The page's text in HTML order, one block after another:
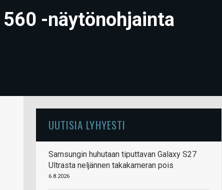
-näytönohjainta
UUTISIA LYHYESTI
Samsungin huhutaan tiputtavan Galaxy S27
Ultrasta neljännen takakameran pois
6.8.2026